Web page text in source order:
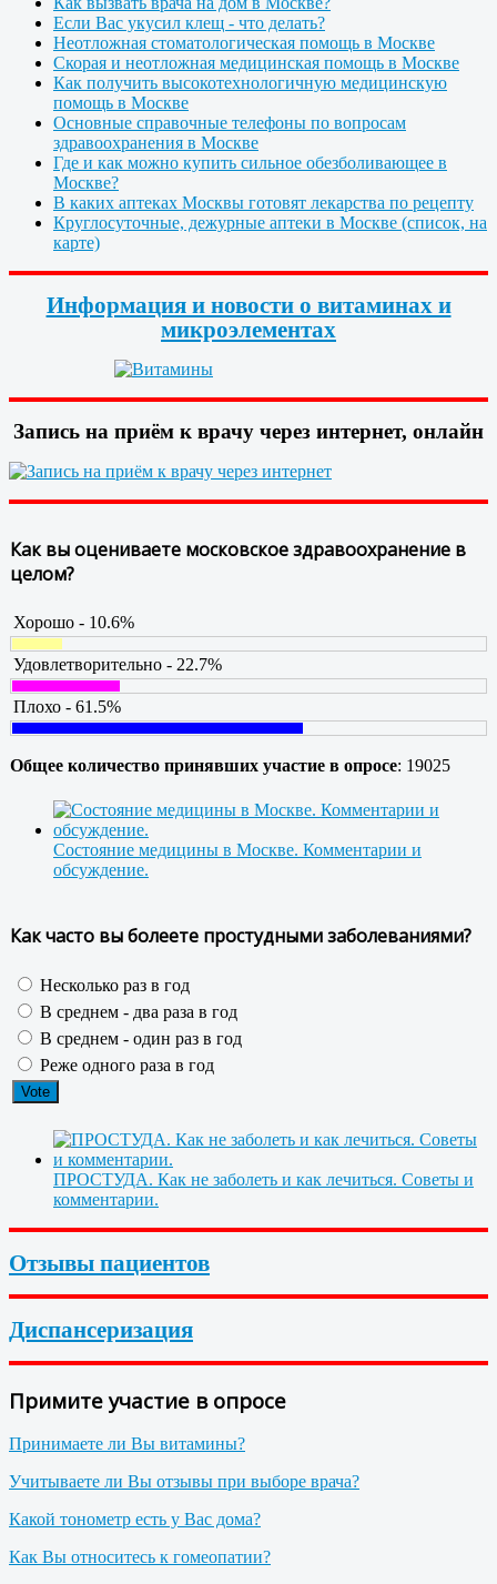
Если Вас укусил клещ - что делать?
Неотложная стоматологическая помощь в Москве
Скорая и неотложная медицинская помощь в Москве
Как получить высокотехнологичную медицинскую
помощь в Москве
Основные справочные телефоны по вопросам
здравоохранения в Москве
Где и как можно купить сильное обезболивающее в
Москве?
В каких аптеках Москвы готовят лекарства по рецепту
Круглосуточные, дежурные аптеки в Москве (список, на
карте)
Информация и новости о витаминах и
микроэлементах
Запись на приём к врачу через интернет, онлайн
Как вы оцениваете московское здравоохранение в
целом?
Хорошо - 10.6%
Удовлетворительно - 22.7%
Плохо - 61.5%
Общее количество принявших участие в опросе: 19025
Состояние медицины в Москве. Комментарии и
обсуждение.
Как часто вы болеете простудными заболеваниями?
Несколько раз в год
В среднем - два раза в год
В среднем - один раз в год
Реже одного раза в год
ПРОСТУДА. Как не заболеть и как лечиться. Советы и
комментарии.
Отзывы пациентов
Диспансеризация
Примите участие в опросе
Принимаете ли Вы витамины?
Учитываете ли Вы отзывы при выборе врача?
Какой тонометр есть у Вас дома?
Как Вы относитесь к гомеопатии?